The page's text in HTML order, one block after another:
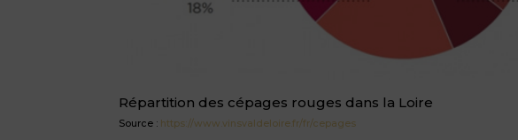
Répartition des cépages rouges dans la Loire
Source : https://www.vinsvaldeloire.fr/fr/cepages